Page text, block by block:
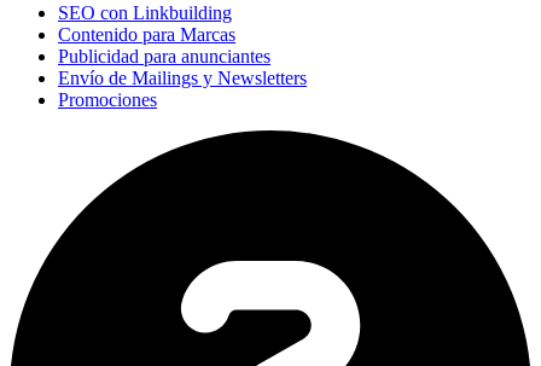
SEO con Linkbuilding
Contenido para Marcas
Publicidad para anunciantes
Envío de Mailings y Newsletters
Promociones